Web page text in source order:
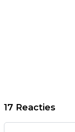
17 Reacties